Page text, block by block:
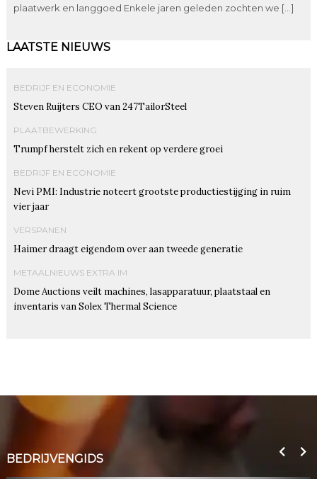
plaatwerk en langgoed Enkele jaren geleden zochten we […]
LAATSTE NIEUWS
BEDRIJF EN ECONOMIE
Steven Ruijters CEO van 247TailorSteel
PLAATBEWERKING
Trumpf herstelt zich en rekent op verdere groei
BEDRIJF EN ECONOMIE
Nevi PMI: Industrie noteert grootste productiestijging in ruim
vier jaar
VERSPANEN
Haimer draagt eigendom over aan tweede generatie
METAALNIEUWS EXTRA IM
Dome Auctions veilt machines, lasapparatuur, plaatstaal en
inventaris van Solex Thermal Science
BEDRIJVENGIDS